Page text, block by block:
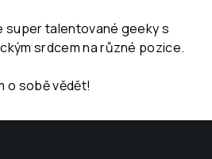
super talentované geeky s
srdcem na různé pozice.
o sobě vědět!